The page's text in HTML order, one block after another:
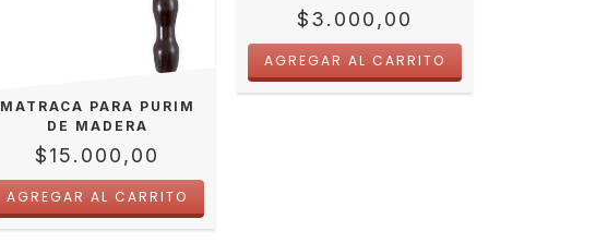
MATRACA PARA PURIM
DE MADERA
$15.000,00
$3.000,00